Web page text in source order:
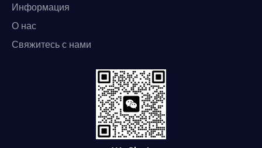
Информация
О нас
Свяжитесь с нами